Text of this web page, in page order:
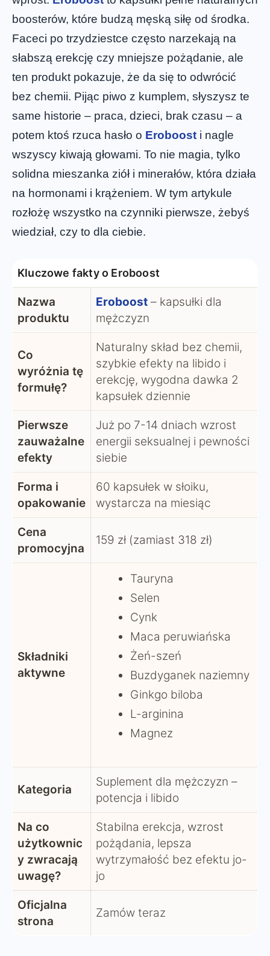
boosterów, które budzą męską siłę od środka.
Faceci po trzydziestce często narzekają na
słabszą erekcję czy mniejsze pożądanie, ale
ten produkt pokazuje, że da się to odwrócić
bez chemii. Pijąc piwo z kumplem, słyszysz te
same historie – praca, dzieci, brak czasu – a
potem ktoś rzuca hasło o Eroboost i nagle
wszyscy kiwają głowami. To nie magia, tylko
solidna mieszanka ziół i minerałów, która działa
na hormonami i krążeniem. W tym artykule
rozłożę wszystko na czynniki pierwsze, żebyś
wiedział, czy to dla ciebie.
Kluczowe fakty o Eroboost
Nazwa
produktu
Eroboost – kapsułki dla
mężczyzn
Co
wyróżnia tę
formułę?
Naturalny skład bez chemii,
szybkie efekty na libido i
erekcję, wygodna dawka 2
kapsułek dziennie
Pierwsze
zauważalne
efekty
Już po 7-14 dniach wzrost
energii seksualnej i pewności
siebie
Forma i
opakowanie
60 kapsułek w słoiku,
wystarcza na miesiąc
Cena
promocyjna
159 zł (zamiast 318 zł)
Składniki
aktywne
Tauryna
Selen
Cynk
Maca peruwiańska
Żeń-szeń
Buzdyganek naziemny
Ginkgo biloba
L-arginina
Magnez
Kategoria
Suplement dla mężczyzn –
potencja i libido
Na co
użytkownic
y zwracają
uwagę?
Stabilna erekcja, wzrost
pożądania, lepsza
wytrzymałość bez efektu jo-
jo
Oficjalna
strona
Zamów teraz